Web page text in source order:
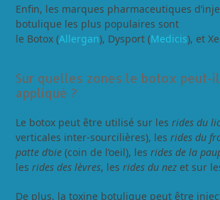
Enfin, les marques pharmaceutiques
botulique les plus populaires sont
le Botox (Allergan), Dysport (Medicis), et
Sur quelles zones le botox peut-
appliqué ?
Le botox peut être utilisé sur lesrides du
verticales inter-sourcilières), lesrides du
patte d’oie (coin de l’oeil), lesrides de la
lesrides des lèvres, lesrides du nez et sur
De plus, la toxine botulique peut être